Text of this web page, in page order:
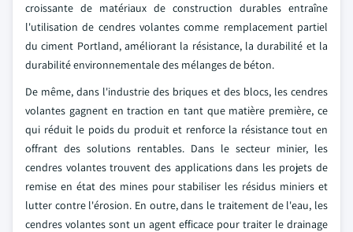
croissante de matériaux de construction durables entraîne
l'utilisation de cendres volantes comme remplacement partiel
du ciment Portland, améliorant la résistance, la durabilité et la
durabilité environnementale des mélanges de béton.
De même, dans l'industrie des briques et des blocs, les cendres
volantes gagnent en traction en tant que matière première, ce
qui réduit le poids du produit et renforce la résistance tout en
offrant des solutions rentables. Dans le secteur minier, les
cendres volantes trouvent des applications dans les projets de
remise en état des mines pour stabiliser les résidus miniers et
lutter contre l'érosion. En outre, dans le traitement de l'eau, les
cendres volantes sont un agent efficace pour traiter le drainage